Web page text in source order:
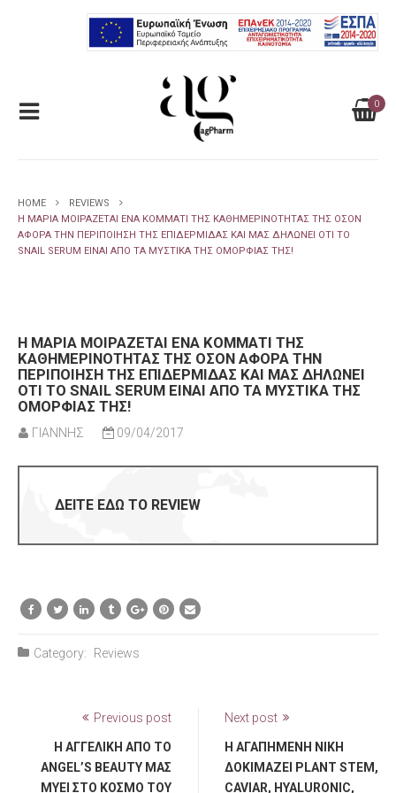
0
HOME
REVIEWS
Η ΜΑΡΊΑ ΜΟΙΡΆΖΕΤΑΙ ΈΝΑ ΚΟΜΜΆΤΙ ΤΗΣ ΚΑΘΗΜΕΡΙΝΌΤΗΤΑΣ ΤΗΣ ΌΣΟΝ
ΑΦΟΡΆ ΤΗΝ ΠΕΡΙΠΟΊΗΣΗ ΤΗΣ ΕΠΙΔΕΡΜΊΔΑΣ ΚΑΙ ΜΑΣ ΔΗΛΏΝΕΙ ΌΤΙ ΤΟ
SNAIL SERUM ΕΊΝΑΙ ΑΠΌ ΤΑ ΜΥΣΤΙΚΆ ΤΗΣ ΟΜΟΡΦΙΆΣ ΤΗΣ!
Η ΜΑΡΊΑ ΜΟΙΡΆΖΕΤΑΙ ΈΝΑ ΚΟΜΜΆΤΙ ΤΗΣ
ΚΑΘΗΜΕΡΙΝΌΤΗΤΑΣ ΤΗΣ ΌΣΟΝ ΑΦΟΡΆ ΤΗΝ
ΠΕΡΙΠΟΊΗΣΗ ΤΗΣ ΕΠΙΔΕΡΜΊΔΑΣ ΚΑΙ ΜΑΣ ΔΗΛΏΝΕΙ
ΌΤΙ ΤΟ SNAIL SERUM ΕΊΝΑΙ ΑΠΌ ΤΑ ΜΥΣΤΙΚΆ ΤΗΣ
ΟΜΟΡΦΙΆΣ ΤΗΣ!
ΓΙΑΝΝΗΣ 09/04/2017
ΔΕΙΤΕ ΕΔΩ ΤΟ REVIEW
Category: Reviews
Previous post
Η ΑΓΓΕΛΙΚΉ ΑΠΌ ΤΟ
ANGEL’S BEAUTY ΜΑΣ
ΜΥΕΊ ΣΤΟ ΚΌΣΜΟ ΤΟΥ
Next post
Η ΑΓΑΠΗΜΈΝΗ ΝΊΚΗ
ΔΟΚΙΜΆΖΕΙ PLANT STEM,
CAVIAR, HYALURONIC,